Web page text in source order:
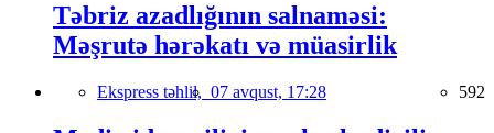
Təbriz azadlığının salnaməsi:
Məşrutə hərəkatı və müasirlik
Ekspress təhlil, 07 avqust, 17:28 592